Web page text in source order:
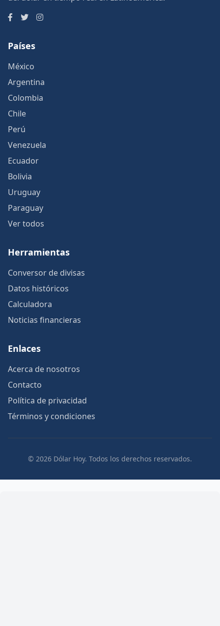
Países
México
Argentina
Colombia
Chile
Perú
Venezuela
Ecuador
Bolivia
Uruguay
Paraguay
Ver todos
Herramientas
Conversor de divisas
Datos históricos
Calculadora
Noticias financieras
Enlaces
Acerca de nosotros
Contacto
Política de privacidad
Términos y condiciones
© 2026 Dólar Hoy. Todos los derechos reservados.